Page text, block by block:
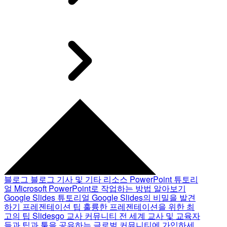
블로그 블로그 기사 및 기타 리소스 PowerPoint 튜토리
얼 Microsoft PowerPoint로 작업하는 방법 알아보기
Google Slides 튜토리얼 Google Slides의 비밀을 발견
하기 프레젠테이션 팁 훌륭한 프레젠테이션을 위한 최
고의 팁 Slidesgo 교사 커뮤니티 전 세계 교사 및 교육자